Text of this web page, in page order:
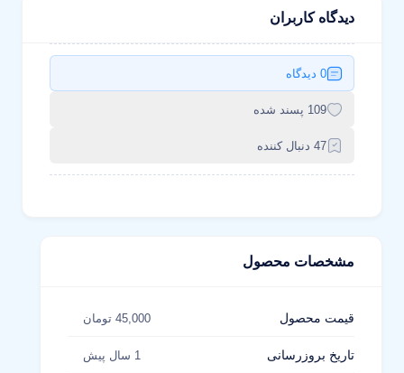
دیدگاه کاربران
0 دیدگاه
109 پسند شده
47 دنبال کننده
مشخصات محصول
قیمت محصول 45,000 تومان
تاریخ بروزرسانی 1 سال پیش